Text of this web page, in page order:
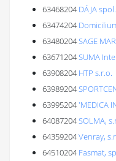
63468204 DÁJA
63474204
63480204SAGE
63671204SUMA
63908204 HTP s.r.o.
63989204
63995204'MEDICA
64087204SOLMA,
64359204Venray,
64510204 Fasmat,